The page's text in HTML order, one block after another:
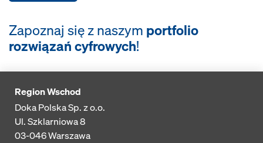
Zapoznaj się z naszym portfolio
rozwiązań cyfrowych!
Region Wschod
Doka Polska Sp. z o.o.
Ul. Szklarniowa 8
03-046Warszawa